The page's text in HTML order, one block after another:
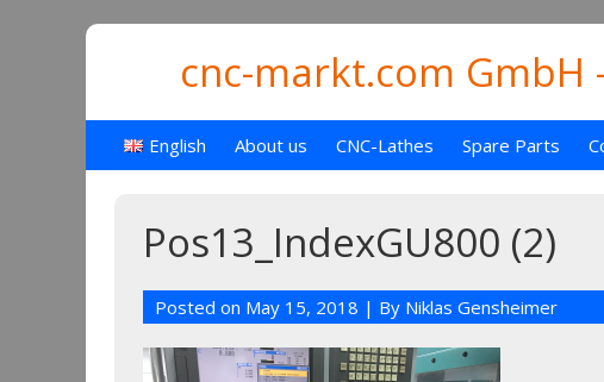
cnc-markt.com GmbH
English About us CNC-Lathes Spare Parts
Pos13_IndexGU800 (2)
Posted on May 15, 2018 | By Niklas Gensheimer